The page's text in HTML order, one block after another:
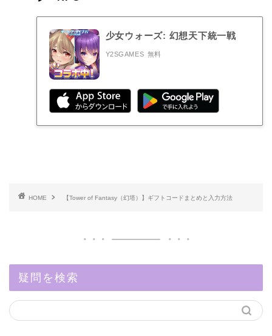
少女ウォーズ: 幻想天下統一戦
Y2SGAMES 無料
HOME 【Tower of Fantasy（幻塔）】ギフトコードまとめと入力方法
疑問を検索